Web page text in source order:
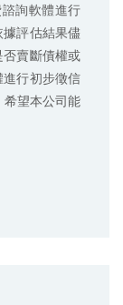
詢軟體進行
評估結果儘
賣斷債權或
行初步徵信
望本公司能